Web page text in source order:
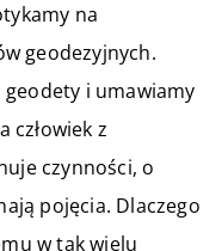
na
geodezyjnych.
i umawiamy
człowiek z
czynności, o
pojęcia. Dlaczego
w tak wielu